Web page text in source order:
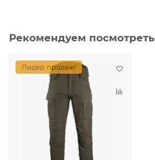
Рекомендуем посмотреть
Лидер продаж!